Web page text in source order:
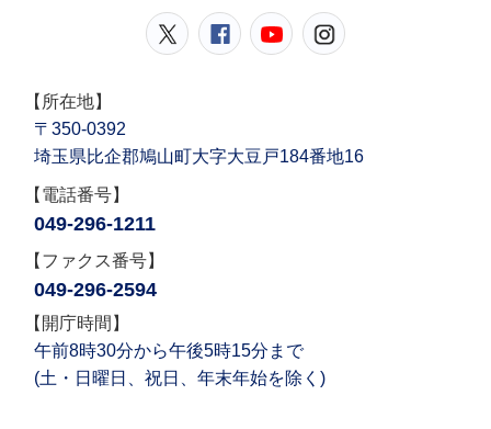
鳩山町公式Twitter
鳩山町公式Facebook
鳩山町公式
【所在地】
〒350-0392
埼玉県比企郡鳩山町大字大豆戸184番地16
【電話番号】
049-296-1211
【ファクス番号】
049-296-2594
【開庁時間】
午前8時30分から午後5時15分まで
(土・日曜日、祝日、年末年始を除く)